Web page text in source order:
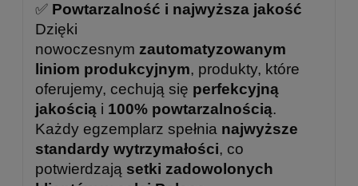
✅ Powtarzalność i najwyższa jakość
Dzięki
nowoczesnym zautomatyzowanym
liniom produkcyjnym, produkty, które
oferujemy, cechują się perfekcyjną
jakością i 100% powtarzalnością.
Każdy egzemplarz spełnia najwyższe
standardy wytrzymałości, co
potwierdzają setki zadowolonych